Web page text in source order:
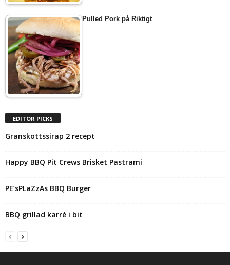
Pulled Pork på Riktigt
EDITOR PICKS
Granskottssirap 2 recept
Happy BBQ Pit Crews Brisket Pastrami
PE’sPLaZzAs BBQ Burger
BBQ grillad karré i bit